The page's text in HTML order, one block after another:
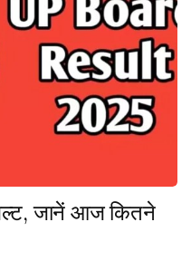
जानें आज कितने